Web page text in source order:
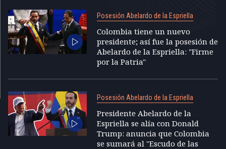
Posesión Abelardo de la Espriella
Colombia tiene un nuevo
presidente; así fue la posesión de
Abelardo de la Espriella: "Firme
por la Patria"
Posesión Abelardo de la Espriella
Presidente Abelardo de la
Espriella se alía con Donald
Trump: anuncia que Colombia
se sumará al "Escudo de las